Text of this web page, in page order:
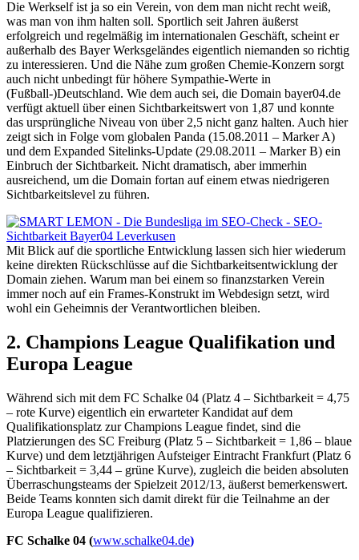
Die Werkself ist ja so ein Verein, von dem man nicht recht weiß,
was man von ihm halten soll. Sportlich seit Jahren äußerst
erfolgreich und regelmäßig im internationalen Geschäft, scheint er
außerhalb des Bayer Werksgeländes eigentlich niemanden so richtig
zu interessieren. Und die Nähe zum großen Chemie-Konzern sorgt
auch nicht unbedingt für höhere Sympathie-Werte in
(Fußball-)Deutschland. Wie dem auch sei, die Domain bayer04.de
verfügt aktuell über einen Sichtbarkeitswert von 1,87 und konnte
das ursprüngliche Niveau von über 2,5 nicht ganz halten. Auch hier
zeigt sich in Folge vom globalen Panda (15.08.2011 – Marker A)
und dem Expanded Sitelinks-Update (29.08.2011 – Marker B) ein
Einbruch der Sichtbarkeit. Nicht dramatisch, aber immerhin
ausreichend, um die Domain fortan auf einem etwas niedrigeren
Sichtbarkeitslevel zu führen.
Mit Blick auf die sportliche Entwicklung lassen sich hier wiederum
keine direkten Rückschlüsse auf die Sichtbarkeitsentwicklung der
Domain ziehen. Warum man bei einem so finanzstarken Verein
immer noch auf ein Frames-Konstrukt im Webdesign setzt, wird
wohl ein Geheimnis der Verantwortlichen bleiben.
2. Champions League Qualifikation und
Europa League
Während sich mit dem FC Schalke 04 (Platz 4 – Sichtbarkeit = 4,75
– rote Kurve) eigentlich ein erwarteter Kandidat auf dem
Qualifikationsplatz zur Champions League findet, sind die
Platzierungen des SC Freiburg (Platz 5 – Sichtbarkeit = 1,86 – blaue
Kurve) und dem letztjährigen Aufsteiger Eintracht Frankfurt (Platz 6
– Sichtbarkeit = 3,44 – grüne Kurve), zugleich die beiden absoluten
Überraschungsteams der Spielzeit 2012/13, äußerst bemerkenswert.
Beide Teams konnten sich damit direkt für die Teilnahme an der
Europa League qualifizieren.
FC Schalke 04 (www.schalke04.de)